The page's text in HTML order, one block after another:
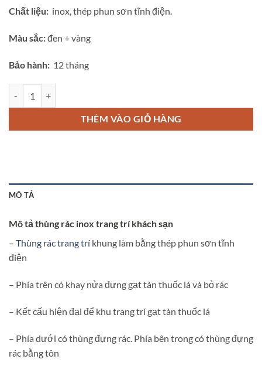
Chất liệu: inox, thép phun sơn tĩnh điện.
Màu sắc:đen + vàng
Bảo hành: 12 tháng
THÊM VÀO GIỎ HÀNG
MÔ TẢ
Mô tả thùng rác inox trang trí khách sạn
– Thùng rác trang trí khung làm bằng thép phun sơn tĩnh
điện
– Phía trên có khay nửa đựng gạt tàn thuốc lá và bỏ rác
– Kết cấu hiện đại để khu trang trí gạt tàn thuốc lá
– Phía dưới có thùng đựng rác. Phía bên trong có thùng đựng
rác bằng tôn